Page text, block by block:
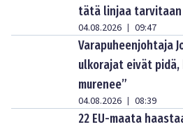
tätä linjaa tarvitaan
04.08.2026 | 09:47
Varapuheenjohtaja
ulkorajat eivät pidä,
murenee”
04.08.2026 | 08:39
22 EU-maata